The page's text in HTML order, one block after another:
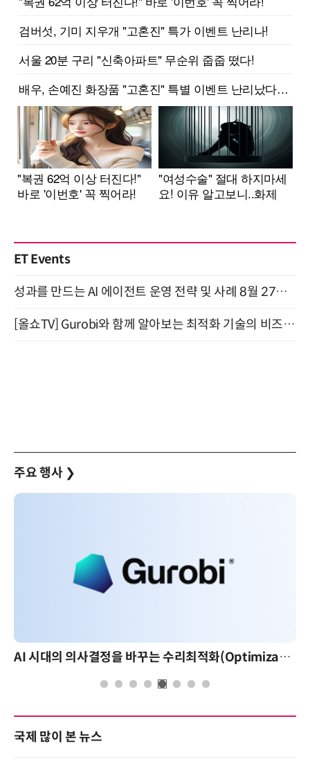
ET Events
성과를 만드는 AI 에이전트 운영 전략 및 사례 8월 27일 개최
[올쇼TV] Gurobi와 함께 알아보는 최적화 기술의 비즈니스 활용 (8월 20일 생방송)
주요 행사 ❯
AI 시대의 의사결정을 바꾸는 수리최적화(Optimization): 실제 산업 적용 사례와 활용 전략
국제 많이 본 뉴스